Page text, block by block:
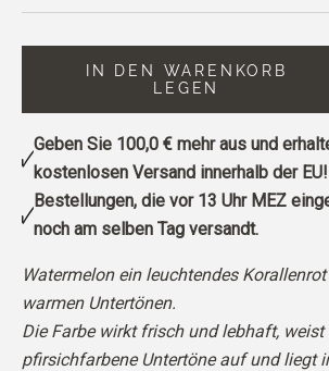
IN DEN WARENKORB
LEGEN
Geben Sie 100,0 €mehr aus und
kostenlosen Versand innerhalb der EU!
Bestellungen, die vor 13 Uhr MEZ
noch am selben Tag versandt.
Watermelon ein leuchtendes
warmen Untertönen.
Die Farbe wirkt frisch und lebhaft, weist
pfirsichfarbene Untertöne auf und liegt